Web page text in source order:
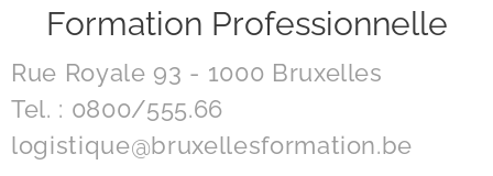
Formation Professionnelle
Rue Royale 93 - 1000 Bruxelles
Tel. : 0800/555.66
logistique@bruxellesformation.be